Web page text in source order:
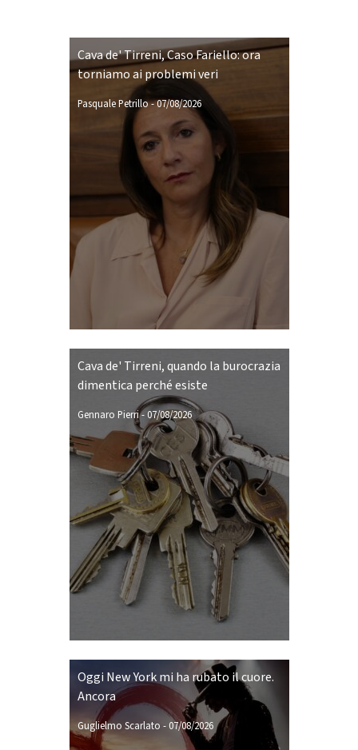
Cava de' Tirreni, Caso Fariello: ora
torniamo ai problemi veri
Pasquale Petrillo-07/08/2026
Cava de' Tirreni, quando la burocrazia
dimentica perché esiste
Gennaro Pierri- 07/08/2026
Oggi New York mi ha rubato il cuore.
Ancora
Guglielmo Scarlato -07/08/2026